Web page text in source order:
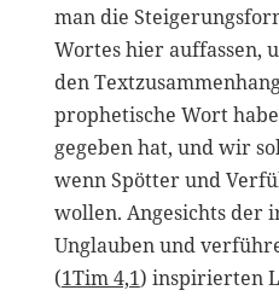
man die
Wortes hier auffassen,
den
prophetische Wort
gegeben hat, und wir
wenn Spötter und
wollen. Angesichts der
Unglauben und
(1Tim 4,1) inspirierten